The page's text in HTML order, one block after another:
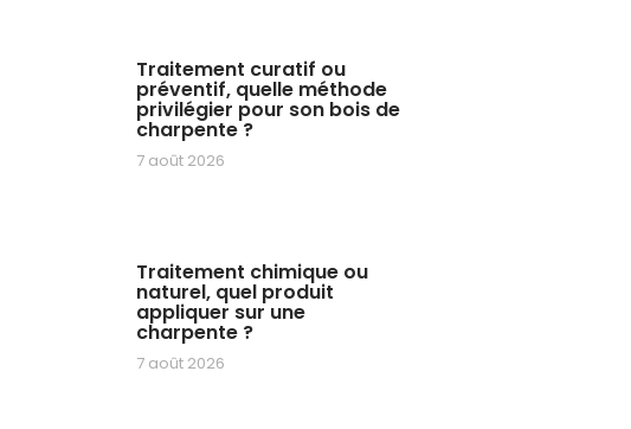
Traitement curatif ou
préventif, quelle méthode
privilégier pour son bois de
charpente ?
7 août 2026
Traitement chimique ou
naturel, quel produit
appliquer sur une
charpente ?
7 août 2026